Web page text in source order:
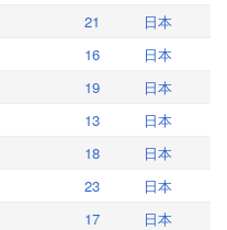
21
日本
16
日本
19
日本
13
日本
18
日本
23
日本
17
日本